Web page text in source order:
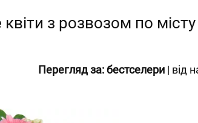
з розвозом по
Перегляд за:бестселери | від